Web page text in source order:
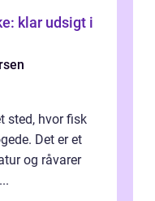
klar udsigt i
sted, hvor fisk
Det er et
og råvarer